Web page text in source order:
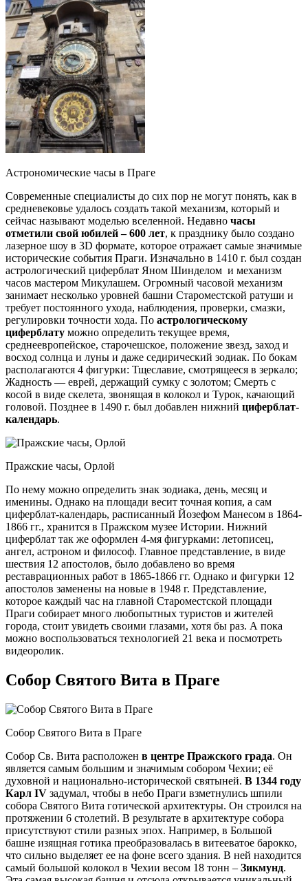
Астрономические часы в Праге
Современные специалисты до сих пор не могут понять, как в
средневековье удалось создать такой механизм, который и
сейчас называют моделью вселенной. Недавно часы
отметили свой юбилей – 600 лет, к празднику было создано
лазерное шоу в 3D формате, которое отражает самые значимые
исторические события Праги. Изначально в 1410 г. был создан
астрологический циферблат Яном Шинделом и механизм
часов мастером Микулашем. Огромный часовой механизм
занимает несколько уровней башни Староместской ратуши и
требует постоянного ухода, наблюдения, проверки, смазки,
регулировки точности хода. По астрологическому
циферблату можно определить текущее время,
среднеевропейское, старочешское, положение звезд, заход и
восход солнца и луны и даже седирический зодиак. По бокам
располагаются 4 фигурки: Тщеславие, смотрящееся в зеркало;
Жадность — еврей, держащий сумку с золотом; Смерть с
косой в виде скелета, звонящая в колокол и Турок, качающий
головой. Позднее в 1490 г. был добавлен нижний циферблат-
календарь.
Пражские часы, Орлой
По нему можно определить знак зодиака, день, месяц и
именины. Однако на площади весит точная копия, а сам
циферблат-календарь, расписанный Йозефом Манесом в 1864-
1866 гг., хранится в Пражском музее Истории. Нижний
циферблат так же оформлен 4-мя фигурками: летописец,
ангел, астроном и философ. Главное представление, в виде
шествия 12 апостолов, было добавлено во время
реставрационных работ в 1865-1866 гг. Однако и фигурки 12
апостолов заменены на новые в 1948 г. Представление,
которое каждый час на главной Староместской площади
Праги собирает много любопытных туристов и жителей
города, стоит увидеть своими глазами, хотя бы раз. А пока
можно воспользоваться технологией 21 века и посмотреть
видеоролик.
Собор Святого Вита в Праге
Собор Святого Вита в Праге
Собор Св. Вита расположен в центре Пражского града. Он
является самым большим и значимым собором Чехии; её
духовной и национально-исторической святыней. В 1344 году
Карл IV задумал, чтобы в небо Праги взметнулись шпили
собора Святого Вита готической архитектуры. Он строился на
протяжении 6 столетий. В результате в архитектуре собора
присутствуют стили разных эпох. Например, в Большой
башне изящная готика преобразовалась в витееватое барокко,
что сильно выделяет ее на фоне всего здания. В ней находится
самый большой колокол в Чехии весом 18 тонн – Зикмунд.